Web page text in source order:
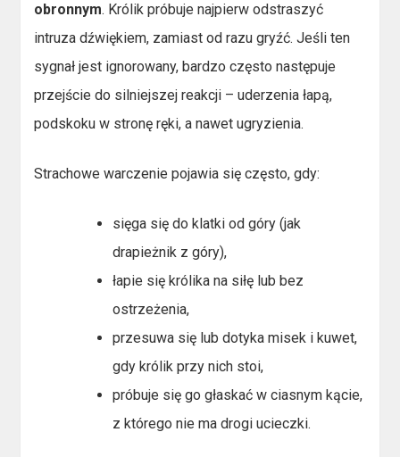
obronnym. Królik próbuje najpierw odstraszyć
intruza dźwiękiem, zamiast od razu gryźć. Jeśli ten
sygnał jest ignorowany, bardzo często następuje
przejście do silniejszej reakcji – uderzenia łapą,
podskoku w stronę ręki, a nawet ugryzienia.
Strachowe warczenie pojawia się często, gdy:
sięga się do klatki od góry (jak
drapieżnik z góry),
łapie się królika na siłę lub bez
ostrzeżenia,
przesuwa się lub dotyka misek i kuwet,
gdy królik przy nich stoi,
próbuje się go głaskać w ciasnym kącie,
z którego nie ma drogi ucieczki.